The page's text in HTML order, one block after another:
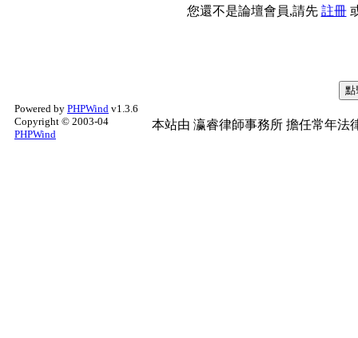
您還不是論壇會員,請先 註冊
Powered by PHPWind v1.3.6
Copyright © 2003-04
PHPWind
本站由 瀛睿律師事務所 擔任常年法